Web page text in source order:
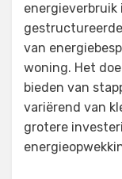
energieverbruik
van
woning. Het
bieden van
variërend van
grotere